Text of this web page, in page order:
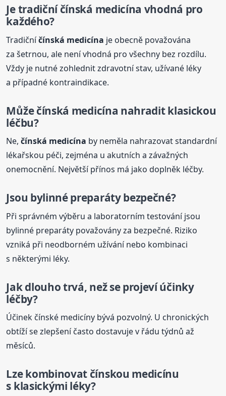
Je tradičníčínská medicína vhodná pro
každého?
Tradičníčínská medicína je obecně považována
za šetrnou, ale není vhodná pro všechny bez rozdílu.
Vždy je nutné zohlednit zdravotní stav, užívané léky
a případné kontraindikace.
Můžečínská medicína nahradit klasickou
léčbu?
Ne,čínská medicína by neměla nahrazovat standardní
lékařskou péči, zejména u akutních a závažných
onemocnění. Největší přínos má jako doplněk léčby.
Jsou bylinné preparáty bezpečné?
Při správném výběru a laboratorním testování jsou
bylinné preparáty považovány za bezpečné. Riziko
vzniká při neodborném užívání nebo kombinaci
s některými léky.
Jak dlouho trvá, než se projeví účinky
léčby?
Účinek čínské medicíny bývá pozvolný. U chronických
obtíží se zlepšení často dostavuje v řádu týdnů až
měsíců.
Lze kombinovat čínskou medicínu
s klasickými léky?